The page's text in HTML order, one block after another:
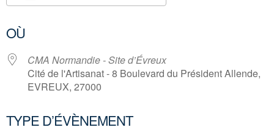
OÙ
CMA Normandie - Site d’Évreux
Cité de l'Artisanat - 8 Boulevard du Président Allende,
EVREUX, 27000
TYPE D’ÉVÈNEMENT